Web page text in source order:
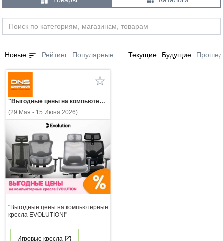
Новые sort Рейтинг Популярные Текущие Будущие
"Выгодные цены на компьютерные кресла EVOLUTION!"
(29 Мая - 15 Июня 2026)
"Выгодные цены на компьютерные
кресла EVOLUTION!"
Игровые кресла